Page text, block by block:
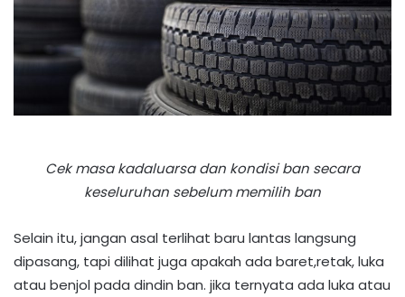
Cek masa kadaluarsa dan kondisi ban secara
keseluruhan sebelum memilih ban
Selain itu, jangan asal terlihat baru lantas langsung
dipasang, tapi dilihat juga apakah ada baret,retak, luka
atau benjol pada dindin ban. jika ternyata ada luka atau